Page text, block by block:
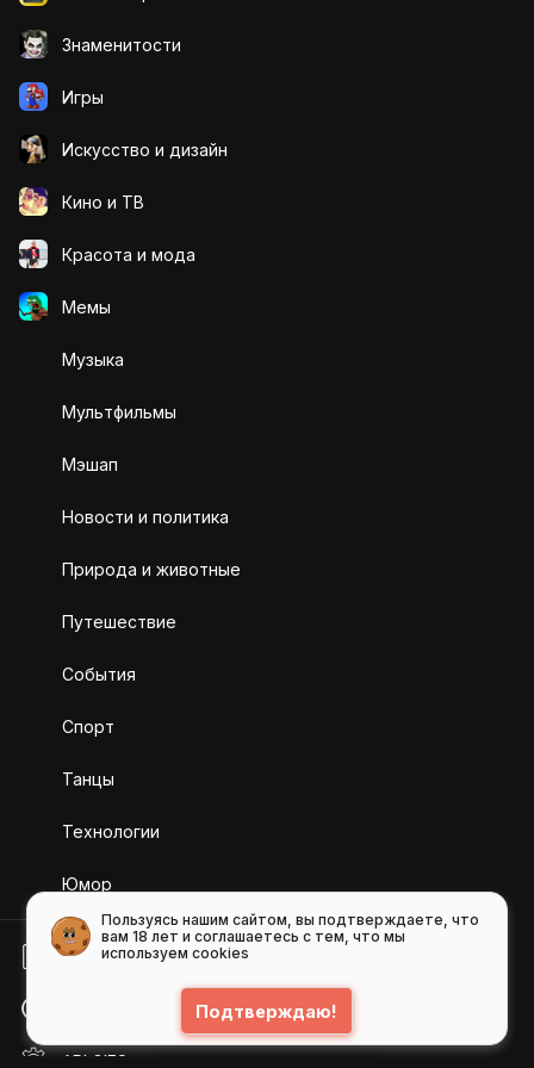
Знаменитости
Игры
Искусcтво и дизайн
Кино и ТВ
Красота и мода
Мемы
Музыка
Мультфильмы
Мэшап
Новости и политика
Природа и животные
Путешествие
События
Спорт
Танцы
Технологии
Юмор
БЛОГ
API GIFS
Пользуясь нашим сайтом, вы подтверждаете, что
вам 18 лет и соглашаетесь с тем, что мы
используем cookies
Подтверждаю!